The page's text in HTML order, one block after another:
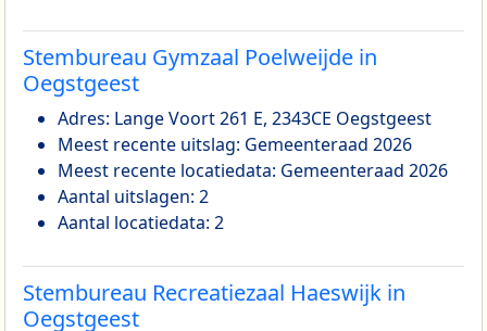
Stembureau Gymzaal Poelweijde in
Oegstgeest
Adres: Lange Voort 261 E, 2343CE Oegstgeest
Meest recente uitslag: Gemeenteraad 2026
Meest recente locatiedata: Gemeenteraad 2026
Aantal uitslagen: 2
Aantal locatiedata: 2
Stembureau Recreatiezaal Haeswijk in
Oegstgeest